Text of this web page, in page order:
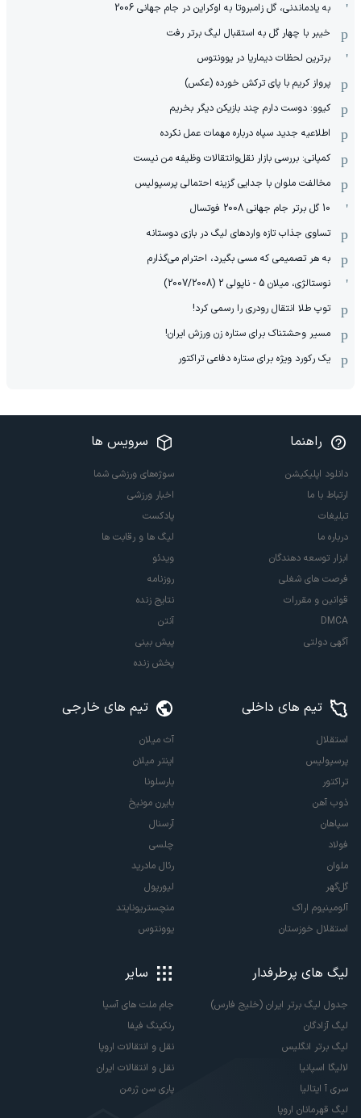
به یادماندنی، گل زامبروتا به اوکراین در جام جهانی 2006
خیبر با چهار گل به استقبال لیگ برتر رفت
برترین لحظات دیماریا در یوونتوس
پرواز کریم با پای ترکش خورده (عکس)
کیوو: دوست دارم چند بازیکن دیگر بخریم
اطلاعیه جدید سپاه درباره مهمات عمل نکرده
کمپانی: بررسی بازار نقل‌وانتقالات وظیفه من نیست
مخالفت ملوان با جدایی گزینه احتمالی پرسپولیس
10 گل برتر جام جهانی 2008 فوتسال
تساوی جذاب تازه واردهای لیگ در بازی دوستانه
به هر تصمیمی که مسی بگیرد، احترام می‌گذارم
نوستالژی، میلان 5 - ناپولی 2 (2007/2008)
توپ طلا انتقال رودری را رسمی کرد!
مسیر وحشتناک برای ستاره زن ورزش ایران!
یک رکورد ویژه برای ستاره دفاعی تراکتور
راهنما
دانلود اپلیکیشن
ارتباط با ما
تبلیغات
درباره ما
ابزار توسعه دهندگان
فرصت های شغلی
قوانین و مقررات
DMCA
آگهی دولتی
سرویس ها
سوژه‌های ورزشی شما
اخبار ورزشی
پادکست
لیگ ها و رقابت ها
ویدئو
روزنامه
نتایج زنده
آنتن
پیش بینی
پخش زنده
تیم های داخلی
استقلال
پرسپولیس
تراکتور
ذوب آهن
سپاهان
فولاد
ملوان
گل‌گهر
آلومینیوم اراک
استقلال خوزستان
تیم های خارجی
آث میلان
اینتر میلان
بارسلونا
بایرن مونیخ
آرسنال
چلسی
رئال مادرید
لیورپول
منچستریونایتد
یوونتوس
لیگ های پرطرفدار
جدول لیگ برتر ایران (خلیج فارس)
لیگ آزادگان
لیگ برتر انگلیس
لالیگا اسپانیا
سری آ ایتالیا
لیگ قهرمانان اروپا
سایر
جام ملت های آسیا
رنکینگ فیفا
نقل و انتقالات اروپا
نقل و انتقالات ایران
پاری سن ژرمن